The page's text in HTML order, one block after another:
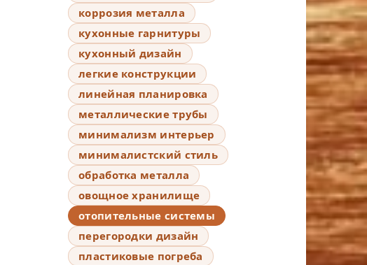
коррозия металла
кухонные гарнитуры
кухонный дизайн
легкие конструкции
линейная планировка
металлические трубы
минимализм интерьер
минималистский стиль
обработка металла
овощное хранилище
отопительные системы
перегородки дизайн
пластиковые погреба